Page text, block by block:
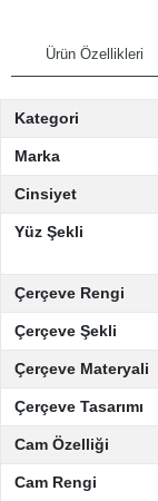
Ürün Özellikleri
Kategori
Marka
Cinsiyet
Yüz Şekli
Çerçeve Rengi
Çerçeve Şekli
Çerçeve Materyali
Çerçeve Tasarımı
Cam Özelliği
Cam Rengi